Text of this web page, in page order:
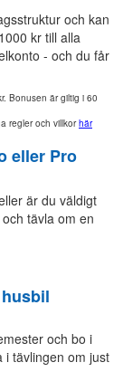
och kan
kr till alla
- och du får
Bonusen är giltig i 60
regler och villkorhär
eller Pro
är du väldigt
tävla om en
och bo i
i tävlingen om just